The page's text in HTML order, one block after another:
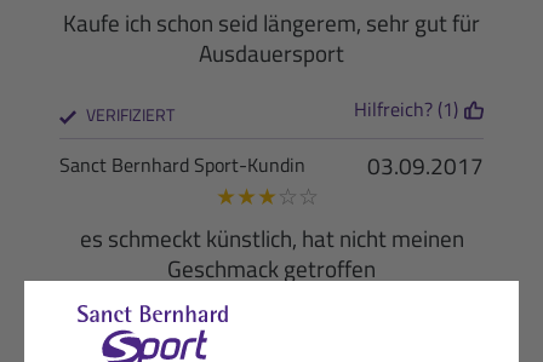
Kaufe ich schon seid längerem, sehr gut für
Ausdauersport
VERIFIZIERT Hilfreich? (1)
03.09.2017
Sanct Bernhard Sport-Kundin
★★★ ☆ ☆
es schmeckt künstlich, hat nicht meinen
Geschmack getroffen
VERIFIZIERT